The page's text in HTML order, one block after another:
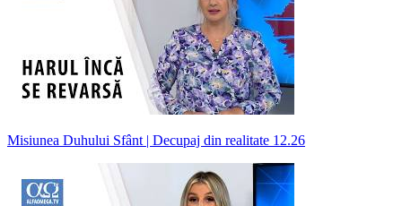
Misiunea Duhului Sfânt | Decupaj din realitate 12.26